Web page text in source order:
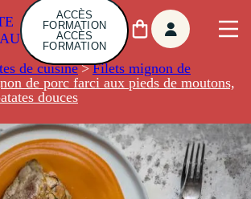
ACCÈS
FORMATION
ACCÈS
FORMATION
de cuisine> Filets mignon de
de porc farci aux pieds de moutons,
douces